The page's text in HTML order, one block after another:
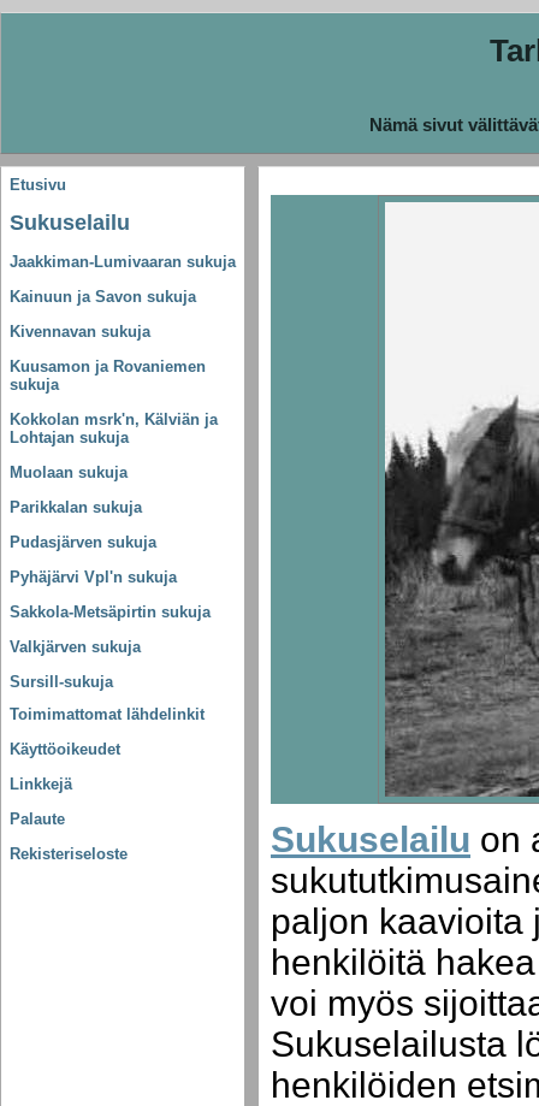
Nämä sivut
Etusivu
Sukuselailu
Jaakkiman-Lumivaaran sukuja
Kainuun ja Savon sukuja
Kivennavan sukuja
Kuusamon ja Rovaniemen
sukuja
Kokkolan msrk'n, Kälviän ja
Lohtajan sukuja
Muolaan sukuja
Parikkalan sukuja
Pudasjärven sukuja
Pyhäjärvi Vpl'n sukuja
Sakkola-Metsäpirtin sukuja
Valkjärven sukuja
Sursill-sukuja
Toimimattomat lähdelinkit
Käyttöoikeudet
Linkkejä
Palaute
Rekisteriseloste
Sukuselailu on
paljon kaavioita
henkilöitä
voi myös
Sukuselailusta
henkilöiden